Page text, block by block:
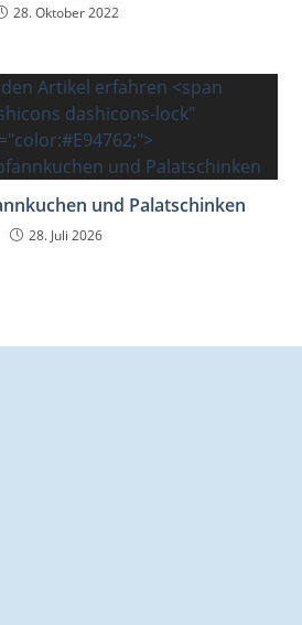
28. Oktober 2022
und Palatschinken
28. Juli 2026